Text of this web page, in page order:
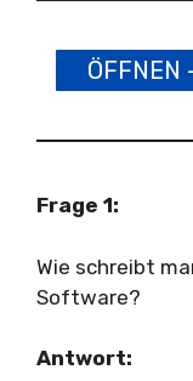
Frage 1:
Wie schreibt
Software?
Antwort: